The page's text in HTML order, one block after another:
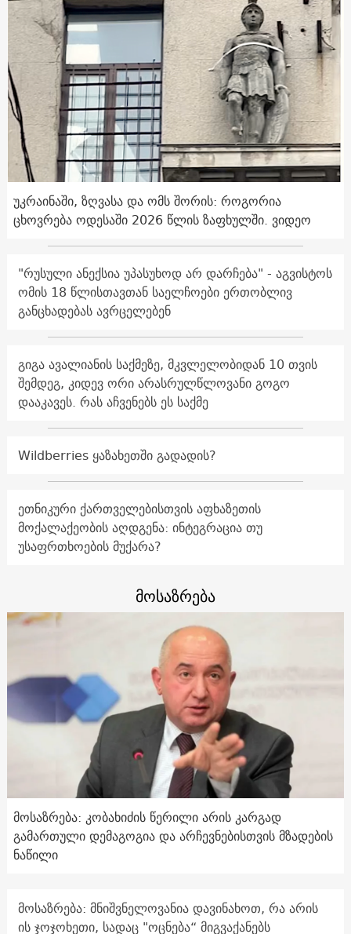
უკრაინაში, ზღვასა და ომს შორის: როგორია
ცხოვრება ოდესაში 2026 წლის ზაფხულში. ვიდეო
"რუსული ანექსია უპასუხოდ არ დარჩება" - აგვისტოს
ომის 18 წლისთავთან საელჩოები ერთობლივ
განცხადებას ავრცელებენ
გიგა ავალიანის საქმეზე, მკვლელობიდან 10 თვის
შემდეგ, კიდევ ორი არასრულწლოვანი გოგო
დააკავეს. რას აჩვენებს ეს საქმე
Wildberries ყაზახეთში გადადის?
ეთნიკური ქართველებისთვის აფხაზეთის
მოქალაქეობის აღდგენა: ინტეგრაცია თუ
უსაფრთხოების მუქარა?
მოსაზრება
მოსაზრება: კობახიძის წერილი არის კარგად
გამართული დემაგოგია და არჩევნებისთვის მზადების
ნაწილი
მოსაზრება: მნიშვნელოვანია დავინახოთ, რა არის
ის ჯოჯოხეთი, სადაც "ოცნება“ მიგვაქანებს